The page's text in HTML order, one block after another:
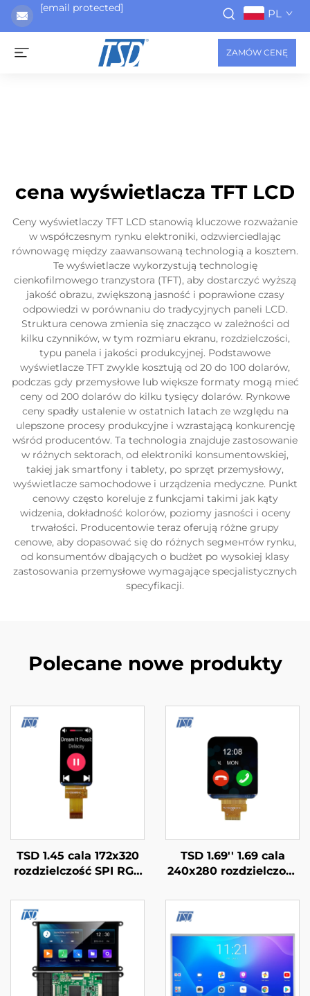
[email protected] PL
ZAMÓW CENĘ
cena wyświetlacza TFT LCD
Ceny wyświetlaczy TFT LCD stanowią kluczowe rozważanie
w współczesnym rynku elektroniki, odzwierciedlając
równowagę między zaawansowaną technologią a kosztem.
Te wyświetlacze wykorzystują technologię
cienkofilmowego tranzystora (TFT), aby dostarczyć wyższą
jakość obrazu, zwiększoną jasność i poprawione czasy
odpowiedzi w porównaniu do tradycyjnych paneli LCD.
Struktura cenowa zmienia się znacząco w zależności od
kilku czynników, w tym rozmiaru ekranu, rozdzielczości,
typu panela i jakości produkcyjnej. Podstawowe
wyświetlacze TFT zwykle kosztują od 20 do 100 dolarów,
podczas gdy przemysłowe lub większe formaty mogą mieć
ceny od 200 dolarów do kilku tysięcy dolarów. Rynkowe
ceny spadły ustalenie w ostatnich latach ze względu na
ulepszone procesy produkcyjne i wzrastającą konkurencję
wśród producentów. Ta technologia znajduje zastosowanie
w różnych sektorach, od elektroniki konsumentowskiej,
takiej jak smartfony i tablety, po sprzęt przemysłowy,
wyświetlacze samochodowe i urządzenia medyczne. Punkt
cenowy często koreluje z funkcjami takimi jak kąty
widzenia, dokładność kolorów, poziomy jasności i oceny
trwałości. Producentowie teraz oferują różne grupy
cenowe, aby dopasować się do różnych segментów rynku,
od konsumentów dbających o budżet po wysokiej klasy
zastosowania przemysłowe wymagające specjalistycznych
specyfikacji.
Polecane nowe produkty
TSD 1.45 cala 172x320
rozdzielczość SPI RGB
sterownik IC IPS TFT
LCD Ekran dla
smartwatcha
TSD 1.69'' 1.69 cala
240x280 rozdzielczość
Sterownik IC IPS TFT
LCD Ekran Moduły
smartwatcha